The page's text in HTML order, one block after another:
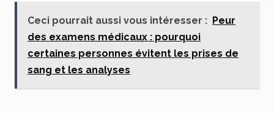
Ceci pourrait aussi vous intéresser : Peur
des examens médicaux : pourquoi
certaines personnes évitent les prises de
sang et les analyses